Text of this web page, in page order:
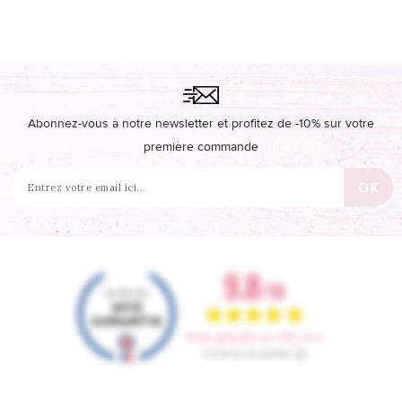
Abonnez-vous à notre newsletter et profitez de -10% sur votre
première commande